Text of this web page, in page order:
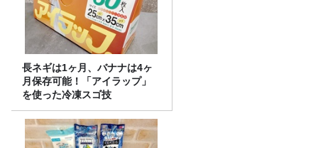
長ネギは1ヶ月、バナナは4ヶ
月保存可能！「アイラップ」
を使った冷凍スゴ技